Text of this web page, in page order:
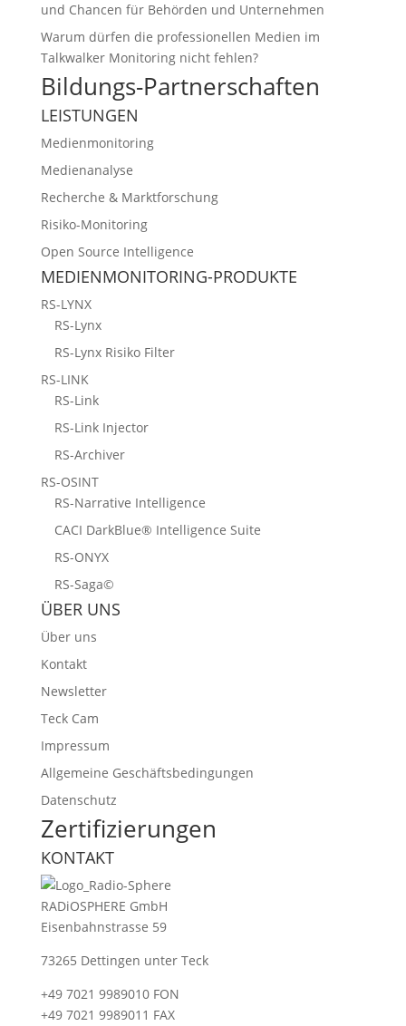
und Chancen für Behörden und Unternehmen
Warum dürfen die professionellen Medien im
Talkwalker Monitoring nicht fehlen?
Bildungs-Partnerschaften
LEISTUNGEN
Medienmonitoring
Medienanalyse
Recherche & Marktforschung
Risiko-Monitoring
Open Source Intelligence
MEDIENMONITORING-PRODUKTE
RS-LYNX
RS-Lynx
RS-Lynx Risiko Filter
RS-LINK
RS-Link
RS-Link Injector
RS-Archiver
RS-OSINT
RS-Narrative Intelligence
CACI DarkBlue® Intelligence Suite
RS-ONYX
RS-Saga©
ÜBER UNS
Über uns
Kontakt
Newsletter
Teck Cam
Impressum
Allgemeine Geschäftsbedingungen
Datenschutz
Zertifizierungen
KONTAKT
RADiOSPHERE GmbH
Eisenbahnstrasse 59
73265 Dettingen unter Teck
+49 7021 9989010 FON
+49 7021 9989011 FAX